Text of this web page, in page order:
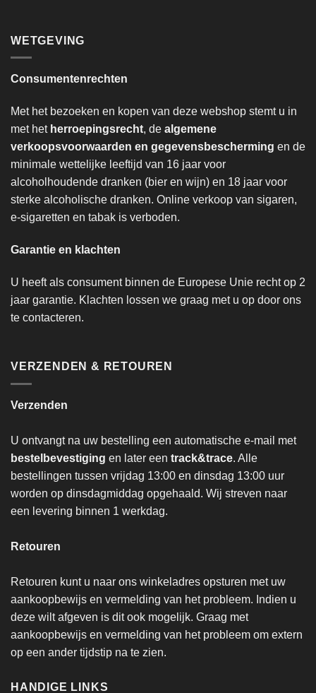
WETGEVING
Consumentenrechten
Met het bezoeken en kopen van deze webshop stemt u in
met het herroepingsrecht, de algemene
verkoopsvoorwaarden en gegevensbescherming en de
minimale wettelijke leeftijd van 16 jaar voor
alcoholhoudende dranken (bier en wijn) en 18 jaar voor
sterke alcoholische dranken. Online verkoop van sigaren,
e-sigaretten en tabak is verboden.
Garantie en klachten
U heeft als consument binnen de Europese Unie recht op 2
jaar garantie. Klachten lossen we graag met u op door ons
te contacteren.
VERZENDEN & RETOUREN
Verzenden
U ontvangt na uw bestelling een automatische e-mail met
bestelbevestiging en later een track&trace. Alle
bestellingen tussen vrijdag 13:00 en dinsdag 13:00 uur
worden op dinsdagmiddag opgehaald. Wij streven naar
een levering binnen 1 werkdag.
Retouren
Retouren kunt u naar ons winkeladres opsturen met uw
aankoopbewijs en vermelding van het probleem. Indien u
deze wilt afgeven is dit ook mogelijk. Graag met
aankoopbewijs en vermelding van het probleem om extern
op een ander tijdstip na te zien.
HANDIGE LINKS